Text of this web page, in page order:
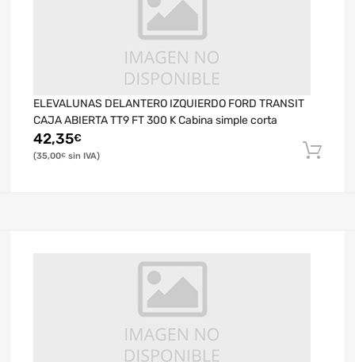
ELEVALUNAS DELANTERO IZQUIERDO FORD TRANSIT
CAJA ABIERTA TT9 FT 300 K Cabina simple corta
42,35€
35,00€